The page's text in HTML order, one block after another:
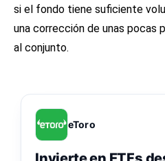
si el fondo tiene suficiente
una corrección de unas pocas
al conjunto.
eToro